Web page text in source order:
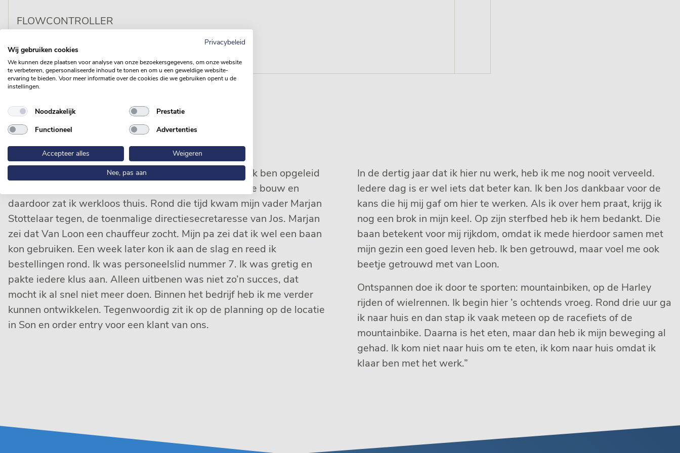
FLOWCONTROLLER
SINDS 1991 IN DIENST
Nummer 7
“13 mei 1991. Dat was mijn eerste dag bij Van Loon. Ik ben opgeleid
als metselaar/tegelzetter. In 1991 ging het slecht in de bouw en
daardoor zat ik werkloos thuis. Rond die tijd kwam mijn vader Marjan
Stottelaar tegen, de toenmalige directiesecretaresse van Jos. Marjan
zei dat Van Loon een chauffeur zocht. Mijn pa zei dat ik wel een baan
kon gebruiken. Een week later kon ik aan de slag en reed ik
bestellingen rond. Ik was personeelslid nummer 7. Ik was gretig en
pakte iedere klus aan. Alleen uitbenen was niet zo’n succes, dat
mocht ik al snel niet meer doen. Binnen het bedrijf heb ik me verder
kunnen ontwikkelen. Tegenwoordig zit ik op de planning op de locatie
in Son en order entry voor een klant van ons.
In de dertig jaar dat ik hier nu werk, heb ik me nog nooit verveeld.
Iedere dag is er wel iets dat beter kan. Ik ben Jos dankbaar voor de
kans die hij mij gaf om hier te werken. Als ik over hem praat, krijg ik
nog een brok in mijn keel. Op zijn sterfbed heb ik hem bedankt. Die
baan betekent voor mij rijkdom, omdat ik mede hierdoor samen met
mijn gezin een goed leven heb. Ik ben getrouwd, maar voel me ook
beetje getrouwd met van Loon.
Ontspannen doe ik door te sporten: mountainbiken, op de Harley
rijden of wielrennen. Ik begin hier ’s ochtends vroeg. Rond drie uur ga
ik naar huis en dan stap ik vaak meteen op de racefiets of de
mountainbike. Daarna is het eten, maar dan heb ik mijn beweging al
gehad. Ik kom niet naar huis om te eten, ik kom naar huis omdat ik
klaar ben met het werk.”
Privacybeleid
Wij gebruiken cookies
We kunnen deze plaatsen voor analyse van onze bezoekersgegevens, om onze website
te verbeteren, gepersonaliseerde inhoud te tonen en om u een geweldige website-
ervaring te bieden. Voor meer informatie over de cookies die we gebruiken opent u de
instellingen.
Noodzakelijk
Prestatie
Functioneel
Advertenties
Accepteer alles
Weigeren
Nee, pas aan